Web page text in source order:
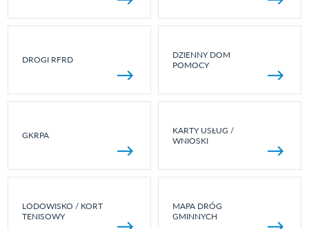
DROGI RFRD
DZIENNY DOM
POMOCY
GKRPA
KARTY USŁUG /
WNIOSKI
LODOWISKO / KORT
TENISOWY
MAPA DRÓG
GMINNYCH